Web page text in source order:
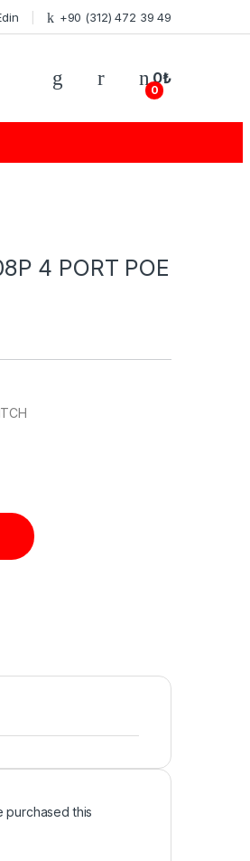
+90 (312) 472 39 49
0
0₺
4 PORT POE
quantity
purchased this